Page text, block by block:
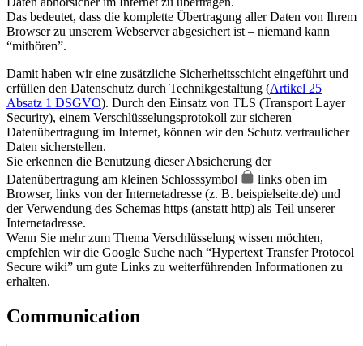
Das bedeutet, dass die komplette Übertragung aller Daten von Ihrem
Browser zu unserem Webserver abgesichert ist – niemand kann
“mithören”.
Damit haben wir eine zusätzliche Sicherheitsschicht eingeführt und
erfüllen den Datenschutz durch Technikgestaltung (Artikel 25
Absatz 1 DSGVO). Durch den Einsatz von TLS (Transport Layer
Security), einem Verschlüsselungsprotokoll zur sicheren
Datenübertragung im Internet, können wir den Schutz vertraulicher
Daten sicherstellen.
Sie erkennen die Benutzung dieser Absicherung der
Datenübertragung am kleinen Schlosssymbol
links oben im
Browser, links von der Internetadresse (z. B. beispielseite.de) und
der Verwendung des Schemas https (anstatt http) als Teil unserer
Internetadresse.
Wenn Sie mehr zum Thema Verschlüsselung wissen möchten,
empfehlen wir die Google Suche nach “Hypertext Transfer Protocol
Secure wiki” um gute Links zu weiterführenden Informationen zu
erhalten.
Communication